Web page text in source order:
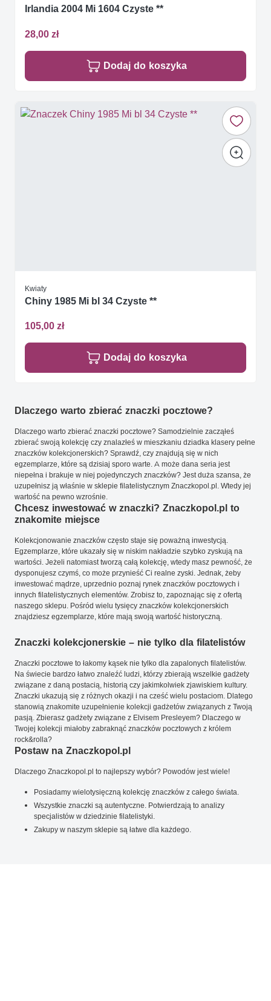
Irlandia 2004 Mi 1604 Czyste **
28,00 zł
Dodaj do koszyka
Kwiaty
Chiny 1985 Mi bl 34 Czyste **
105,00 zł
Dodaj do koszyka
Dlaczego warto zbierać znaczki pocztowe?
Dlaczego warto zbierać znaczki pocztowe? Samodzielnie zacząłeś
zbierać swoją kolekcję czy znalazłeś w mieszkaniu dziadka klasery pełne
znaczków kolekcjonerskich? Sprawdź, czy znajdują się w nich
egzemplarze, które są dzisiaj sporo warte. A może dana seria jest
niepełna i brakuje w niej pojedynczych znaczków? Jest duża szansa, że
uzupełnisz ją właśnie w sklepie filatelistycznym Znaczkopol.pl. Wtedy jej
wartość na pewno wzrośnie.
Chcesz inwestować w znaczki? Znaczkopol.pl to
znakomite miejsce
Kolekcjonowanie znaczków często staje się poważną inwestycją.
Egzemplarze, które ukazały się w niskim nakładzie szybko zyskują na
wartości. Jeżeli natomiast tworzą całą kolekcję, wtedy masz pewność, że
dysponujesz czymś, co może przynieść Ci realne zyski. Jednak, żeby
inwestować mądrze, uprzednio poznaj rynek znaczków pocztowych i
innych filatelistycznych elementów. Zrobisz to, zapoznając się z ofertą
naszego sklepu. Pośród wielu tysięcy znaczków kolekcjonerskich
znajdziesz egzemplarze, które mają swoją wartość historyczną.
Znaczki kolekcjonerskie – nie tylko dla filatelistów
Znaczki pocztowe to łakomy kąsek nie tylko dla zapalonych filatelistów.
Na świecie bardzo łatwo znaleźć ludzi, którzy zbierają wszelkie gadżety
związane z daną postacią, historią czy jakimkolwiek zjawiskiem kultury.
Znaczki ukazują się z różnych okazji i na cześć wielu postaciom. Dlatego
stanowią znakomite uzupełnienie kolekcji gadżetów związanych z Twoją
pasją. Zbierasz gadżety związane z Elvisem Presleyem? Dlaczego w
Twojej kolekcji miałoby zabraknąć znaczków pocztowych z królem
rock&rolla?
Postaw na Znaczkopol.pl
Dlaczego Znaczkopol.pl to najlepszy wybór? Powodów jest wiele!
Posiadamy wielotysięczną kolekcję znaczków z całego świata.
Wszystkie znaczki są autentyczne. Potwierdzają to analizy
specjalistów w dziedzinie filatelistyki.
Zakupy w naszym sklepie są łatwe dla każdego.